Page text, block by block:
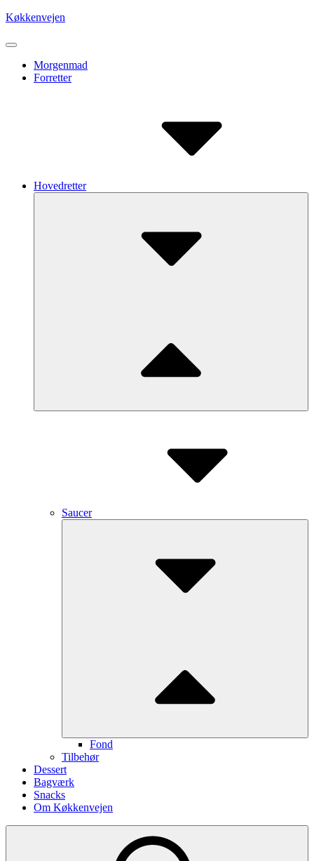
Skip
content
Køkkenvejen
Site
Navigation
Site
Navigation
Morgenmad
Forretter
Hovedretter
Saucer
Fond
Tilbehør
Dessert
Bagværk
Snacks
Om Køkkenvejen